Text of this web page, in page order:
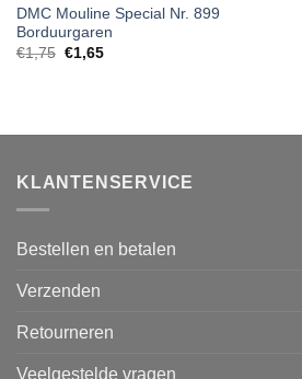
DMC Mouline Special Nr. 899
Borduurgaren
€1,75 €1,65
KLANTENSERVICE
Bestellen en betalen
Verzenden
Retourneren
Veelgestelde vragen